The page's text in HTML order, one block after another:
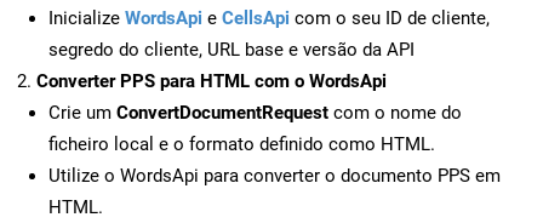
Inicialize WordsApi e CellsApi com o seu ID de cliente,
segredo do cliente, URL base e versão da API
Converter PPS para HTML com o WordsApi
Crie um ConvertDocumentRequest com o nome do
ficheiro local e o formato definido como HTML.
Utilize o WordsApi para converter o documento PPS em
HTML.